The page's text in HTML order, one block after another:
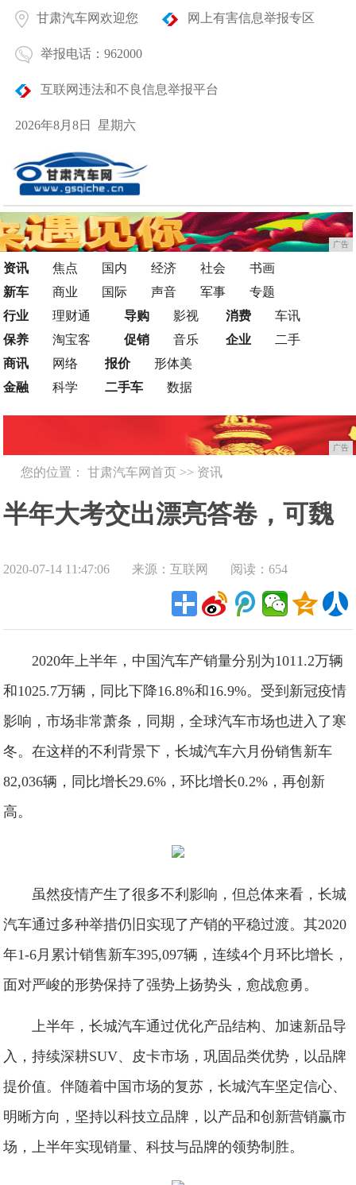
甘肃汽车网欢迎您 网上有害信息举报专区
举报电话：962000
互联网违法和不良信息举报平台
2026年8月8日 星期六
广告
资讯 焦点 国内 经济 社会
书画
新车
商业 国际 声音 军事
专题
行业
理财通
保养
淘宝客
导购
影视
促销
音乐
消费
车讯
企业
二手
商讯
网络
金融
科学
报价
形体美
二手车
数据
广告
您的位置：甘肃汽车网首页 >> 资讯
半年大考交出漂亮答卷，可魏
建军早已瞄准了更大市场
2020-07-14 11:47:06 来源：互联网 阅读：654
2020年上半年，中国汽车产销量分别为1011.2万辆
和1025.7万辆，同比下降16.8%和16.9%。受到新冠疫情
影响，市场非常萧条，同期，全球汽车市场也进入了寒
冬。在这样的不利背景下，长城汽车六月份销售新车
82,036辆，同比增长29.6%，环比增长0.2%，再创新
高。
虽然疫情产生了很多不利影响，但总体来看，长城
汽车通过多种举措仍旧实现了产销的平稳过渡。其2020
年1-6月累计销售新车395,097辆，连续4个月环比增长，
面对严峻的形势保持了强势上扬势头，愈战愈勇。
上半年，长城汽车通过优化产品结构、加速新品导
入，持续深耕SUV、皮卡市场，巩固品类优势，以品牌
提价值。伴随着中国市场的复苏，长城汽车坚定信心、
明晰方向，坚持以科技立品牌，以产品和创新营销赢市
场，上半年实现销量、科技与品牌的领势制胜。